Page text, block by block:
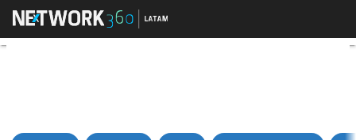
Métodos de autenticación que